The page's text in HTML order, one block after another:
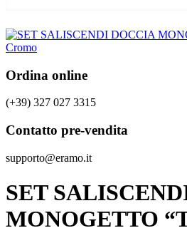
Ordina online
(+39) 327 027 3315
Contatto pre-vendita
supporto@eramo.it
SET
MONOGETTO